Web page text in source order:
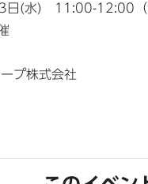
(水) 11:00-12:00（
プ株式会社